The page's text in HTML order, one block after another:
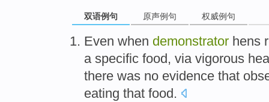
双语例句 原声例句 权威例句
Even when demonstrator hens
a specific food , via vigorous
there was no evidence that
eating that food .